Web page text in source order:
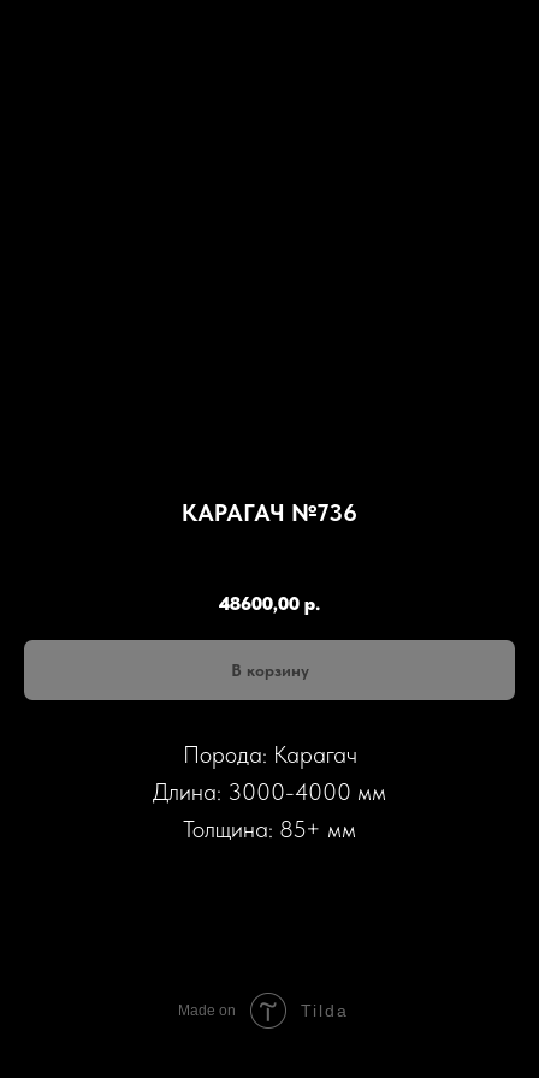
КАРАГАЧ №736
48600,00 р.
В корзину
Порода: Карагач
Длина: 3000-4000 мм
Толщина: 85+ мм
Made on Tilda